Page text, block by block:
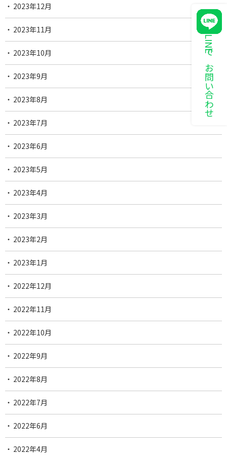
LINEでお問い合わせ
2023年12月
2023年11月
2023年10月
2023年9月
2023年8月
2023年7月
2023年6月
2023年5月
2023年4月
2023年3月
2023年2月
2023年1月
2022年12月
2022年11月
2022年10月
2022年9月
2022年8月
2022年7月
2022年6月
2022年4月